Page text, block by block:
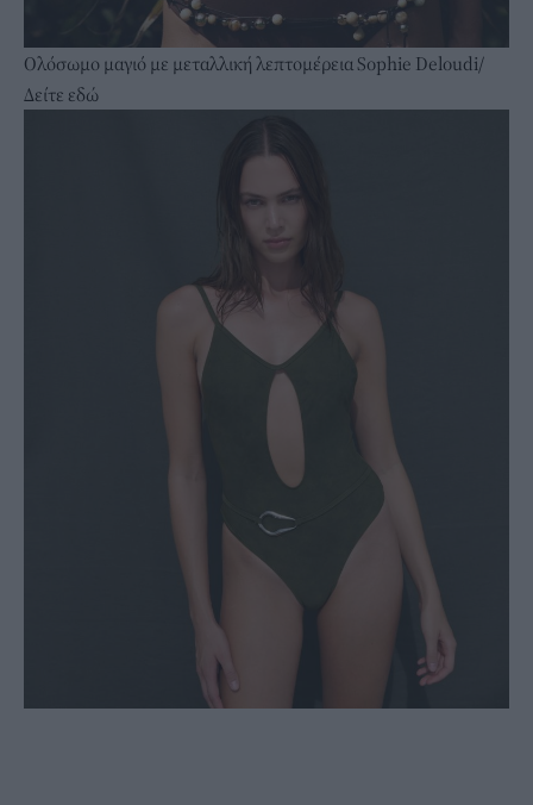
Ολόσωμο μαγιό με μεταλλική λεπτομέρεια Sophie Deloudi/
Δείτε εδώ